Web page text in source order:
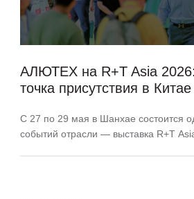
АЛЮТЕХ на R+T Asia
точка присутствия в Китае
С 27 по 29 мая в Шанхае состоится
событий отрасли — выставка R+T